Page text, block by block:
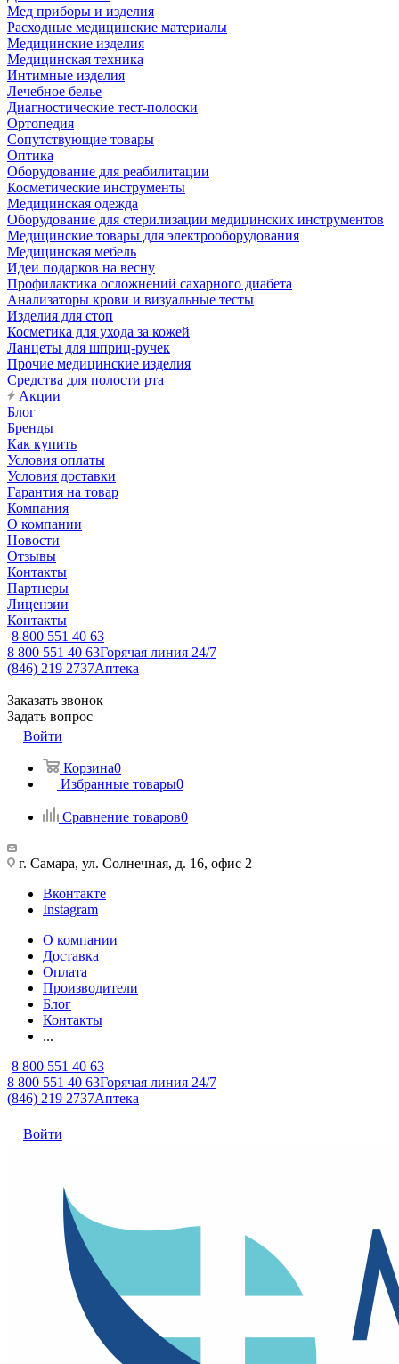
Мед приборы и изделия
Расходные медицинские материалы
Медицинские изделия
Медицинская техника
Интимные изделия
Лечебное белье
Диагностические тест-полоски
Ортопедия
Сопутствующие товары
Оптика
Оборудование для реабилитации
Косметические инструменты
Медицинская одежда
Оборудование для стерилизации медицинских инструментов
Медицинские товары для электрооборудования
Медицинская мебель
Идеи подарков на весну
Профилактика осложнений сахарного диабета
Анализаторы крови и визуальные тесты
Изделия для стоп
Косметика для ухода за кожей
Ланцеты для шприц-ручек
Прочие медицинские изделия
Средства для полости рта
Акции
Блог
Бренды
Как купить
Условия оплаты
Условия доставки
Гарантия на товар
Компания
О компании
Новости
Отзывы
Контакты
Партнеры
Лицензии
Контакты
8 800 551 40 63
8 800 551 40 63Горячая линия 24/7
(846) 219 2737Аптека
Заказать звонок
Задать вопрос
Войти
Корзина0
Избранные товары0
Сравнение товаров0
г. Самара, ул. Солнечная, д. 16, офис 2
Вконтакте
Instagram
О компании
Доставка
Оплата
Производители
Блог
Контакты
...
8 800 551 40 63
8 800 551 40 63Горячая линия 24/7
(846) 219 2737Аптека
Войти